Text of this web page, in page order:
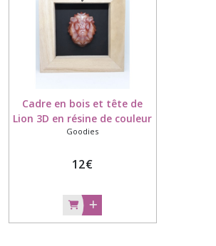
Cadre en bois et tête de
Lion 3D en résine de couleur
rose métallisé fait à la
Goodies
12€